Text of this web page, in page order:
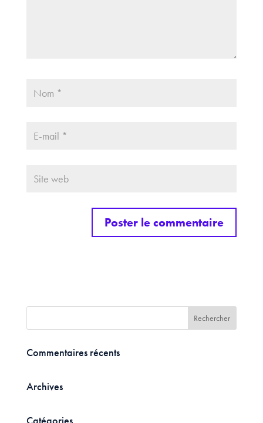
Commentaires récents
Archives